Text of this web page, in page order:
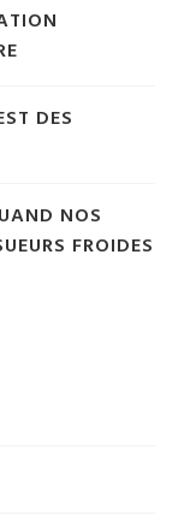
DES
NOS
FROIDES